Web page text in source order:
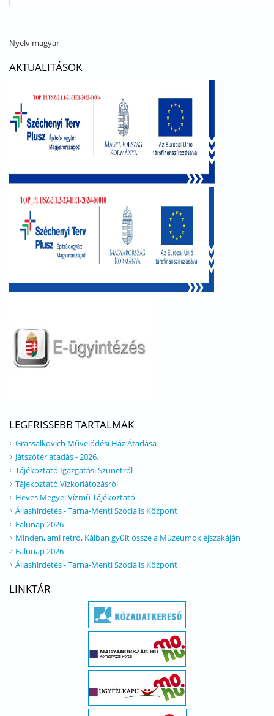
Nyelv magyar
AKTUALITÁSOK
LEGFRISSEBB TARTALMAK
Grassalkovich Művelődési Ház Átadása
Játszótér átadás - 2026.
Tájékoztató Igazgatási Szünetről
Tájékoztató Vízkorlátozásról
Heves Megyei Vízmű Tájékoztató
Álláshirdetés - Tarna-Menti Szociális Központ
Falunap 2026
Minden, ami retró, Kálban gyűlt össze a Múzeumok éjszakáján
Falunap 2026
Álláshirdetés - Tarna-Menti Szociális Központ
LINKTÁR